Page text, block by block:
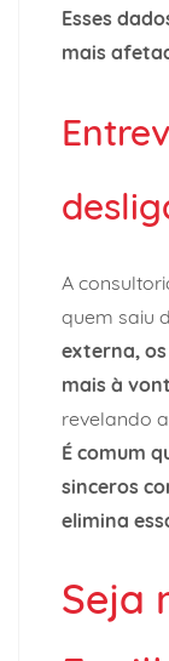
Esses
mais
A
quem saiu
externa,
mais à
revelando
É comum
sinceros
elimina
Seja